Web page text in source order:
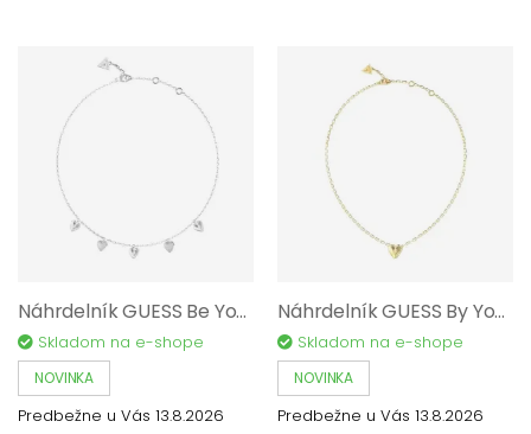
Náhrdelník GUESS Be Your Side JUBN06081JWRHT/U
Skladom na e-shope
NOVINKA
Predbežne u Vás 13.8.2026
Náhrdelník GUESS By Your Side JUBN06087JWYGT/U
Skladom na e-shope
NOVINKA
Predbežne u Vás 13.8.2026